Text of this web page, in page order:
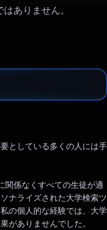
ありません。
としている多くの人には手
関係なくすべての生徒が適
ナライズされた大学検索ツ
の個人的な経験では、大学
がありませんでした。